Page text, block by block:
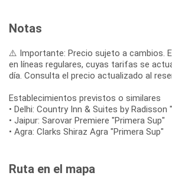
Notas
⚠️ Importante: Precio sujeto a cambios.
en líneas regulares, cuyas tarifas se
día. Consulta el precio actualizado al
Establecimientos previstos o similares
• Delhi: Country Inn & Suites by Radisson
• Jaipur: Sarovar Premiere "Primera Sup"
• Agra: Clarks Shiraz Agra "Primera Sup"
Ruta en el mapa